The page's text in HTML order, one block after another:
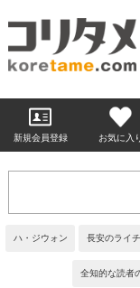
新規会員登録 お気に入
ハ・ジウォン 長安のライチ
全知的な読者